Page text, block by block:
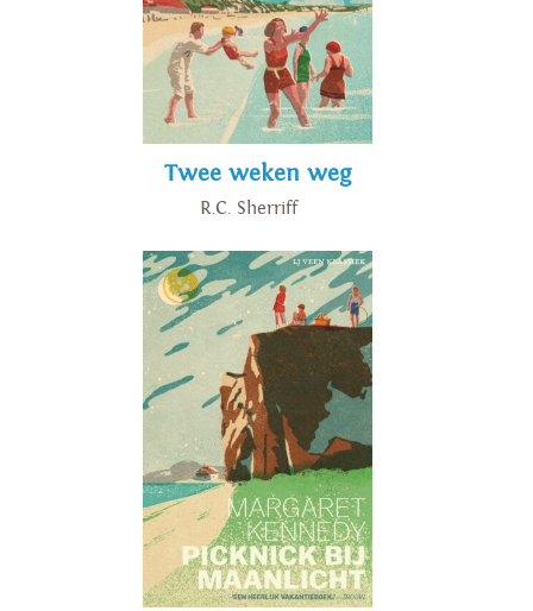
Twee weken weg
R.C. Sherriff